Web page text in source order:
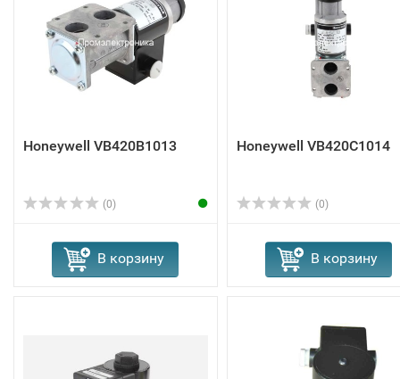
Honeywell VB420B1013
(0)
В корзину
Honeywell VB420C1014
(0)
В корзину